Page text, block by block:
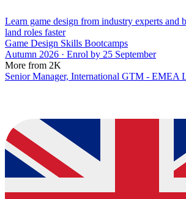
Learn game design from industry experts and
land roles faster
Game Design Skills Bootcamps
Autumn 2026 · Enrol by 25 September
More from 2K
Senior Manager, International GTM -